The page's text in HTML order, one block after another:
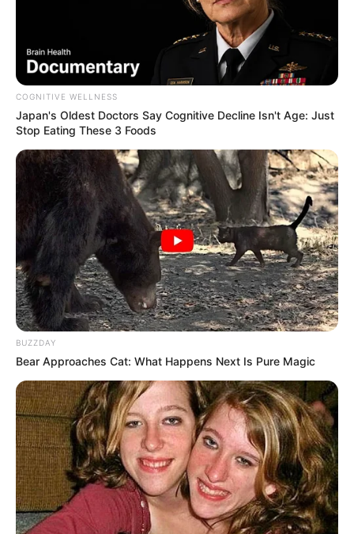
COGNITIVE WELLNESS
Japan's Oldest Doctors Say Cognitive Decline Isn't Age: Just
Stop Eating These 3 Foods
BUZZDAY
Bear Approaches Cat: What Happens Next Is Pure Magic